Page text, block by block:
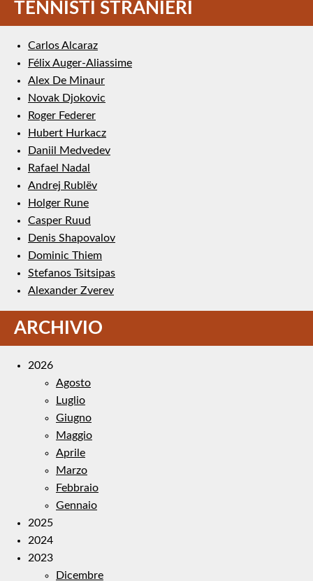
TENNISTI STRANIERI
Carlos Alcaraz
Félix Auger-Aliassime
Alex De Minaur
Novak Djokovic
Roger Federer
Hubert Hurkacz
Daniil Medvedev
Rafael Nadal
Andrej Rublëv
Holger Rune
Casper Ruud
Denis Shapovalov
Dominic Thiem
Stefanos Tsitsipas
Alexander Zverev
ARCHIVIO
2026
Agosto
Luglio
Giugno
Maggio
Aprile
Marzo
Febbraio
Gennaio
2025
2024
2023
Dicembre